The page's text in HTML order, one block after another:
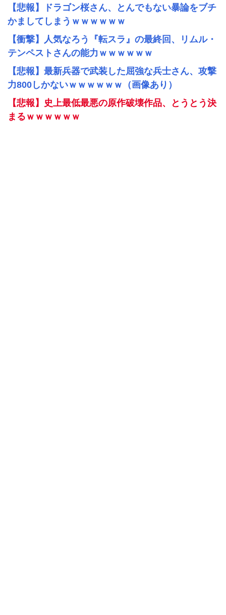
【悲報】ドラゴン桜さん、とんでもない暴論をブチ
かましてしまうｗｗｗｗｗｗ
【衝撃】人気なろう『転スラ』の最終回、リムル・
テンペストさんの能力ｗｗｗｗｗｗ
【悲報】最新兵器で武装した屈強な兵士さん、攻撃
力800しかないｗｗｗｗｗｗ（画像あり）
【悲報】史上最低最悪の原作破壊作品、とうとう決
まるｗｗｗｗｗｗ